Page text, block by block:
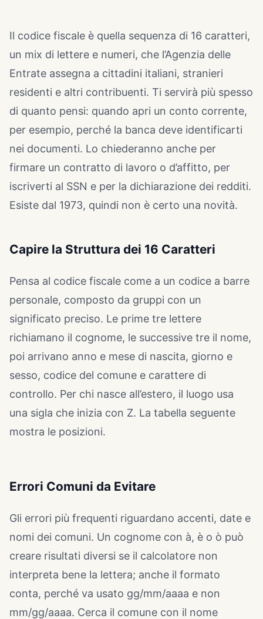
Il codice fiscale è quella sequenza di 16 caratteri,
un mix di lettere e numeri, che l’Agenzia delle
Entrate assegna a cittadini italiani, stranieri
residenti e altri contribuenti. Ti servirà più spesso
di quanto pensi: quando apri un conto corrente,
per esempio, perché la banca deve identificarti
nei documenti. Lo chiederanno anche per
firmare un contratto di lavoro o d’affitto, per
iscriverti al SSN e per la dichiarazione dei redditi.
Esiste dal 1973, quindi non è certo una novità.
Capire la Struttura dei 16 Caratteri
Pensa al codice fiscale come a un codice a barre
personale, composto da gruppi con un
significato preciso. Le prime tre lettere
richiamano il cognome, le successive tre il nome,
poi arrivano anno e mese di nascita, giorno e
sesso, codice del comune e carattere di
controllo. Per chi nasce all’estero, il luogo usa
una sigla che inizia con Z. La tabella seguente
mostra le posizioni.
Errori Comuni da Evitare
Gli errori più frequenti riguardano accenti, date e
nomi dei comuni. Un cognome con à, è o ò può
creare risultati diversi se il calcolatore non
interpreta bene la lettera; anche il formato
conta, perché va usato gg/mm/aaaa e non
mm/gg/aaaa. Cerca il comune con il nome